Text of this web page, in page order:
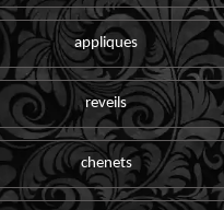
appliques
reveils
chenets